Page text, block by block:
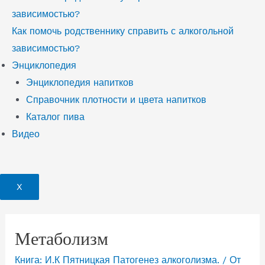
зависимостью?
Как помочь родственнику справить с алкогольной
зависимостью?
Энциклопедия
Энциклопедия напитков
Справочник плотности и цвета напитков
Каталог пива
Видео
X
Метаболизм
Книга: И.К Пятницкая Патогенез алкоголизма. / От